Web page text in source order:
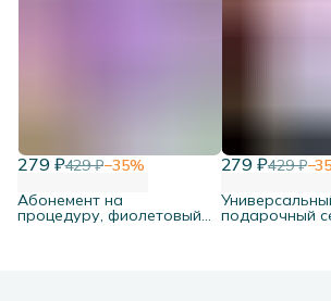
279 ₽429 ₽−35%
Абонемент на
процедуру, фиолетовый,
279 ₽429 ₽−
подарочный